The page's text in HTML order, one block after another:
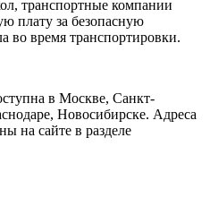
транспортные компании
плату за безопасную
во время транспортировки.
в Москве, Санкт-
Новосибирске. Адреса
на сайте в разделе